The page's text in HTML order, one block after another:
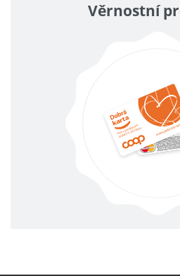
Věrnostní